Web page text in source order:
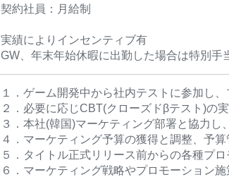
契約社員：月給制
実績によりインセンティブ有
GW、年末年始休暇に出勤した場合は特別手
１．ゲーム開発中から社内テストに参加し
２．必要に応じCBT(クローズドβテスト)の
３．本社(韓国)マーケティング部署と協力
４．マーケティング予算の獲得と調整、予算
５．タイトル正式リリース前からの各種プ
６．マーケティング戦略やプロモーション施